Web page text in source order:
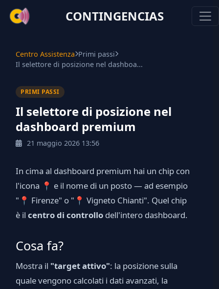
CONTINGENCIAS
Centro Assistenza Primi passi
Il selettore di posizione nel dashboa...
PRIMI PASSI
Il selettore di posizione nel
dashboard premium
21 maggio 2026 13:56
In cima al dashboard premium hai un chip con
l'icona 📍 e il nome di un posto — ad esempio
"📍 Firenze" o "📍 Vigneto Chianti". Quel chip
è il centro di controllo dell'intero dashboard.
Cosa fa?
Mostra il "target attivo": la posizione sulla
quale vengono calcolati i dati avanzati, la